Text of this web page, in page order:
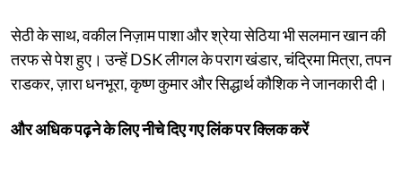
सेठी के साथ, वकील निज़ाम पाशा और श्रेया सेठिया भी सलमान खान की
तरफ से पेश हुए। उन्हें DSK लीगल के पराग खंडार, चंद्रिमा मित्रा, तपन
राडकर, ज़ारा धनभूरा, कृष्ण कुमार और सिद्धार्थ कौशिक ने जानकारी दी।
और अधिक पढ़ने के लिए नीचे दिए गए लिंक पर क्लिक करें